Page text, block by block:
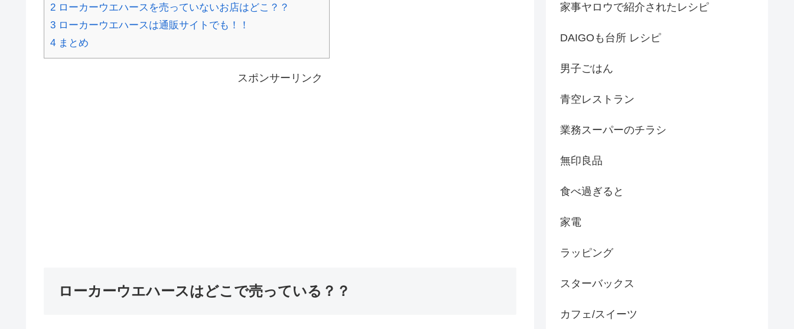
2 ローカーウエハースを売っていないお店はどこ？？
3 ローカーウエハースは通販サイトでも！！
4 まとめ
スポンサーリンク
ローカーウエハースはどこで売っている？？
家事ヤロウで紹介されたレシピ
DAIGOも台所 レシピ
男子ごはん
青空レストラン
業務スーパーのチラシ
無印良品
食べ過ぎると
家電
ラッピング
スターバックス
カフェ/スイーツ